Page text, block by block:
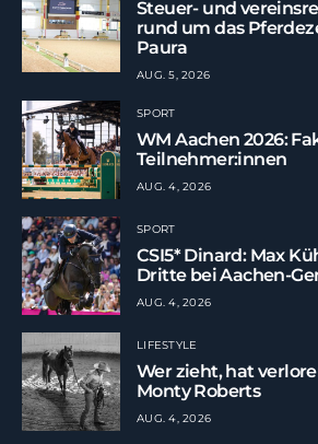
Steuer- und
rund um das
Paura
AUG. 5, 2026
SPORT
WM Aachen 2026:
Teilnehmer:innen
AUG. 4, 2026
SPORT
CSI5* Dinard: Max
Dritte bei Aachen-
AUG. 4, 2026
LIFESTYLE
Wer zieht, hat
Monty Roberts
AUG. 4, 2026